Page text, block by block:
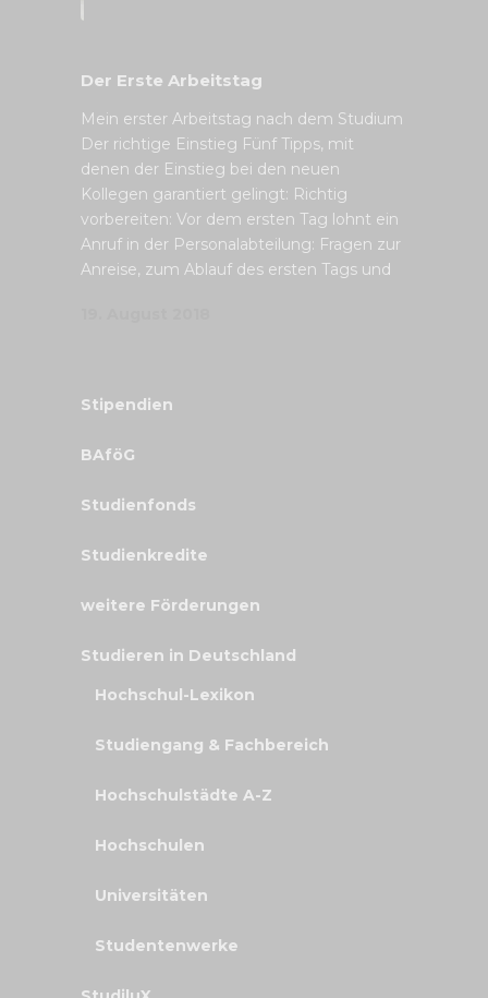
Der Erste Arbeitstag
Mein erster Arbeitstag nach dem Studium
Der richtige Einstieg Fünf Tipps, mit
denen der Einstieg bei den neuen
Kollegen garantiert gelingt: Richtig
vorbereiten: Vor dem ersten Tag lohnt ein
Anruf in der Personalabteilung: Fragen zur
Anreise, zum Ablauf des ersten Tags und
Stipendien
BAföG
Studienfonds
Studienkredite
weitere Förderungen
Studieren in Deutschland
Hochschul-Lexikon
Studiengang & Fachbereich
Hochschulstädte A-Z
Hochschulen
Universitäten
Studentenwerke